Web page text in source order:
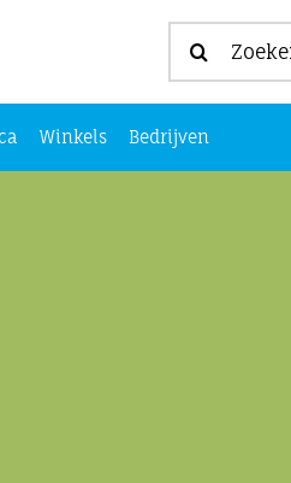
naar:
Winkels Bedrijven